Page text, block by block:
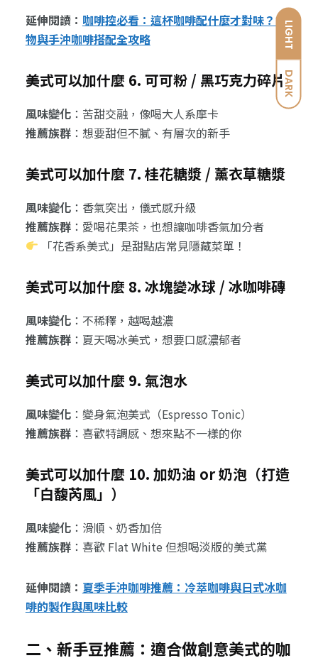
LIGHT
DARK
延伸閱讀： 咖啡控必看：這杯咖啡配什麼才對味？食
物與手沖咖啡搭配全攻略
美式可以加什麼 6. 可可粉 / 黑巧克力碎片
風味變化：苦甜交融，像喝大人系摩卡
推薦族群：想要甜但不膩、有層次的新手
美式可以加什麼 7. 桂花糖漿 / 薰衣草糖漿
風味變化：香氣突出，儀式感升級
推薦族群：愛喝花果茶，也想讓咖啡香氣加分者
「花香系美式」是甜點店常見隱藏菜單！
美式可以加什麼 8. 冰塊變冰球 / 冰咖啡磚
風味變化：不稀釋，越喝越濃
推薦族群：夏天喝冰美式，想要口感濃郁者
美式可以加什麼 9. 氣泡水
風味變化：變身氣泡美式（Espresso Tonic）
推薦族群：喜歡特調感、想來點不一樣的你
美式可以加什麼 10. 加奶油 or 奶泡（打造
「白馥芮風」）
風味變化：滑順、奶香加倍
推薦族群：喜歡 Flat White 但想喝淡版的美式黨
延伸閱讀： 夏季手沖咖啡推薦：冷萃咖啡與日式冰咖
啡的製作與風味比較
二、新手豆推薦：適合做創意美式的咖